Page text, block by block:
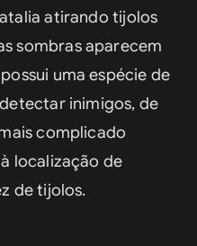
atirando tijolos
sombras aparecem
uma espécie de
inimigos, de
complicado
localização de
de tijolos.